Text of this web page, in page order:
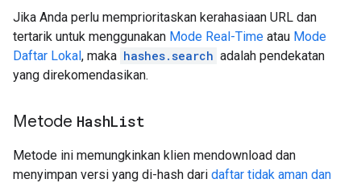
Jika Anda perlu memprioritaskan kerahasiaan URL dan
tertarik untuk menggunakan Mode Real-Time atau Mode
Daftar Lokal, maka hashes.search adalah pendekatan
yang direkomendasikan.
Metode HashList
Metode ini memungkinkan klien mendownload dan
menyimpan versi yang di-hash dari daftar tidak aman dan